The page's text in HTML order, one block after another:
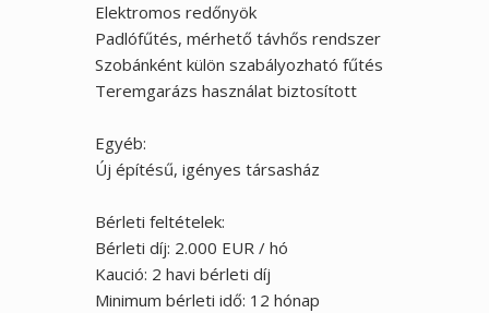
Elektromos redőnyök
Padlófűtés, mérhető távhős rendszer
Szobánként külön szabályozható fűtés
Teremgarázs használat biztosított
Egyéb:
Új építésű, igényes társasház
Bérleti feltételek:
Bérleti díj: 2.000 EUR / hó
Kaució: 2 havi bérleti díj
Minimum bérleti idő: 12 hónap